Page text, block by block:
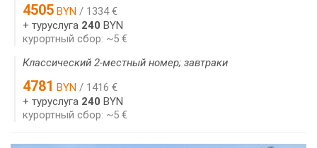
4505 BYN / 1334 €
+ туруслуга 240 BYN
курортный сбор: ~5 €
Классический 2-местный номер; завтраки
4781 BYN / 1416 €
+ туруслуга 240 BYN
курортный сбор: ~5 €